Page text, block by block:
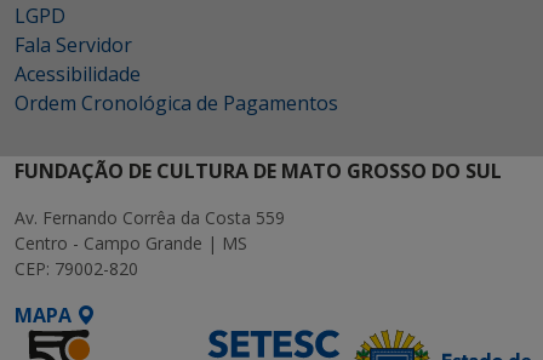
LGPD
Fala Servidor
Acessibilidade
Ordem Cronológica de Pagamentos
FUNDAÇÃO DE CULTURA DE MATO GROSSO DO SUL
Av. Fernando Corrêa da Costa 559
Centro - Campo Grande | MS
CEP: 79002-820
MAPA